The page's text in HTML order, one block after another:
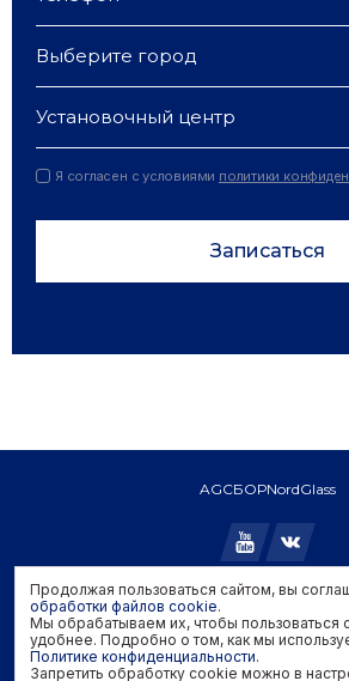
Выберите город
Установочный центр
Я согласен с условиями политики
Записаться
AGCБОРNordGlass
Copyright © 2026 AGC. All
Политика
Политика обработки
Продолжая пользоваться сайтом, вы
обработки файлов cookie.
Мы обрабатываем их, чтобы пользоваться
удобнее. Подробно о том, как мы
Политике конфиденциальности.
Запретить обработку cookie можно в